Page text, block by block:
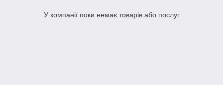
У компанії поки немає товарів або послуг